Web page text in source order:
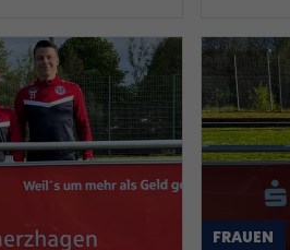
FRAUEN